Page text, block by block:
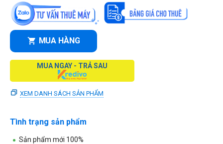
MUA HÀNG
MUA NGAY - TRẢ SAU
XEM DANH SÁCH SẢN PHẨM
Tình trạng sản phẩm
Sản phẩm mới 100%